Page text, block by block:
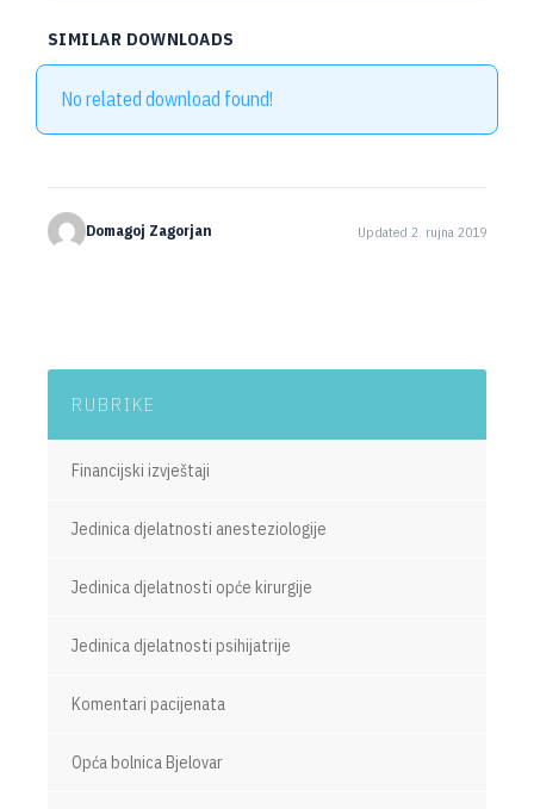
SIMILAR DOWNLOADS
No related download found!
Domagoj Zagorjan Updated 2. rujna 2019
RUBRIKE
Financijski izvještaji
Jedinica djelatnosti anesteziologije
Jedinica djelatnosti opće kirurgije
Jedinica djelatnosti psihijatrije
Komentari pacijenata
Opća bolnica Bjelovar